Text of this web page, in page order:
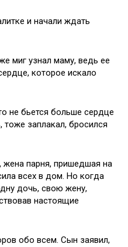
и начали ждать
миг узнал маму, ведь ее
которое искало
не бьется больше сердце
заплакал, бросился
жена парня, пришедшая на
всех в дом. Но когда
дочь, свою жену,
настоящие
обо всем. Сын заявил,